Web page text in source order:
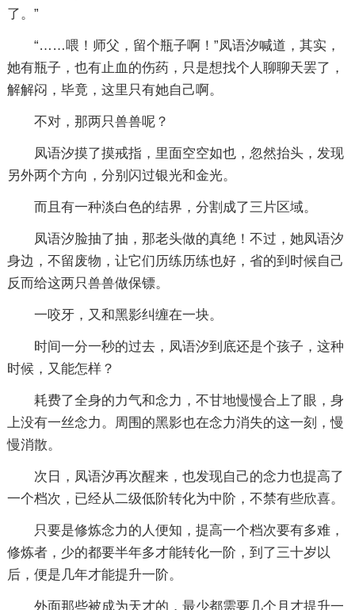
了。”
“……喂！师父，留个瓶子啊！”凤语汐喊道，其实，
她有瓶子，也有止血的伤药，只是想找个人聊聊天罢了，
解解闷，毕竟，这里只有她自己啊。
不对，那两只兽兽呢？
凤语汐摸了摸戒指，里面空空如也，忽然抬头，发现
另外两个方向，分别闪过银光和金光。
而且有一种淡白色的结界，分割成了三片区域。
凤语汐脸抽了抽，那老头做的真绝！不过，她凤语汐
身边，不留废物，让它们历练历练也好，省的到时候自己
反而给这两只兽兽做保镖。
一咬牙，又和黑影纠缠在一块。
时间一分一秒的过去，凤语汐到底还是个孩子，这种
时候，又能怎样？
耗费了全身的力气和念力，不甘地慢慢合上了眼，身
上没有一丝念力。周围的黑影也在念力消失的这一刻，慢
慢消散。
次日，凤语汐再次醒来，也发现自己的念力也提高了
一个档次，已经从二级低阶转化为中阶，不禁有些欣喜。
只要是修炼念力的人便知，提高一个档次要有多难，
修炼者，少的都要半年多才能转化一阶，到了三十岁以
后，便是几年才能提升一阶。
外面那些被成为天才的，最少都需要几个月才提升一